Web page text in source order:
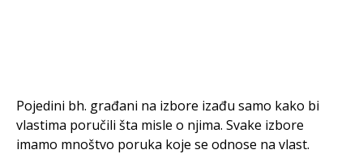
Pojedini bh. građani na izbore izađu samo kako bi
vlastima poručili šta misle o njima. Svake izbore
imamo mnoštvo poruka koje se odnose na vlast.